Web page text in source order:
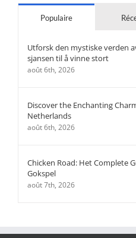
Populaire
Utforsk den mystiske verden
sjansen til å vinne stort
août 6th, 2026
Discover the Enchanting
Netherlands
août 6th, 2026
Chicken Road: Het Complete
Gokspel
août 7th, 2026